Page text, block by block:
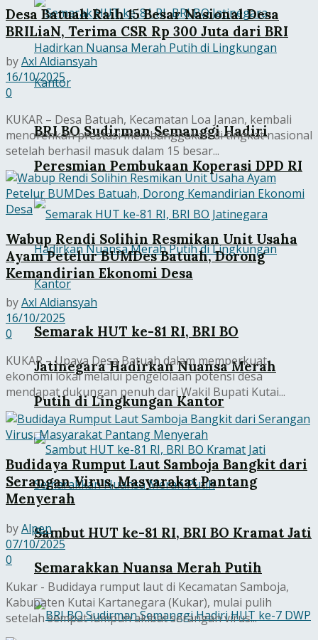
BRI BO Sudirman Semanggi Hadiri
Peresmian Pembukaan Koperasi DPD RI
Semarak HUT ke-81 RI, BRI BO
Jatinegara Hadirkan Nuansa Merah
Putih di Lingkungan Kantor
Sambut HUT ke-81 RI, BRI BO Kramat Jati
Semarakkan Nuansa Merah Putih
Desa Batuah Raih 15 Besar Nasional Desa
BRILiaN, Terima CSR Rp 300 Juta dari BRI
byAxl Aldiansyah
16/10/2025
0
KUKAR – Desa Batuah, Kecamatan Loa Janan, kembali
menorehkan prestasi membanggakan di tingkat nasional
setelah berhasil masuk dalam 15 besar...
Wabup Rendi Solihin Resmikan Unit Usaha
Ayam Petelur BUMDes Batuah, Dorong
Kemandirian Ekonomi Desa
byAxl Aldiansyah
16/10/2025
0
KUKAR – Upaya Desa Batuah dalam memperkuat
ekonomi lokal melalui pengelolaan potensi desa
mendapat dukungan penuh dari Wakil Bupati Kutai...
Budidaya Rumput Laut Samboja Bangkit dari
Serangan Virus, Masyarakat Pantang
Menyerah
byAlpen
07/10/2025
0
Kukar - Budidaya rumput laut di Kecamatan Samboja,
Kabupaten Kutai Kartanegara (Kukar), mulai pulih
setelah sempat lumpuh akibat serangan virus...